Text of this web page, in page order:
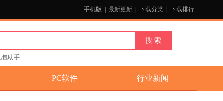
手机版 最新更新 下载分类 下载排行
包助手
PC软件 行业新闻